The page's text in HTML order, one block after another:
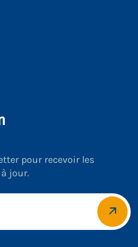
pour recevoir les
jour.